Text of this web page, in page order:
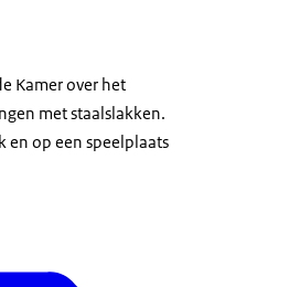
Kamer over het
met staalslakken.
en op een speelplaats